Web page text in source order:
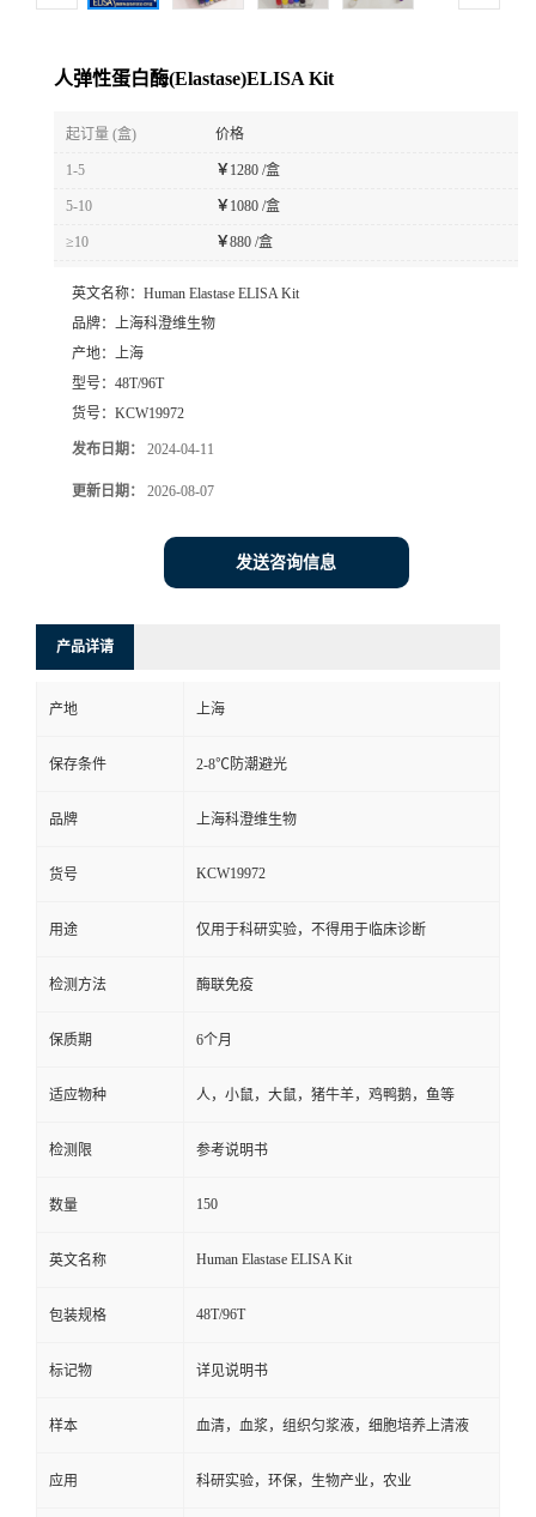
人弹性蛋白酶(Elastase)ELISA Kit
起订量 (盒) 价格
1-5 ￥1280 /盒
5-10 ￥1080 /盒
≥10 ￥880 /盒
英文名称： Human Elastase ELISA Kit
品牌：
上海科澄维生物
产地：
上海
型号： 48T/96T
货号： KCW19972
发布日期： 2024-04-11
更新日期： 2026-08-07
发送咨询信息
产品详请
产地 上海
保存条件 2-8℃防潮避光
品牌 上海科澄维生物
货号 KCW19972
用途 仅用于科研实验，不得用于临床诊断
检测方法 酶联免疫
保质期 6个月
适应物种 人，小鼠，大鼠，猪牛羊，鸡鸭鹅，鱼等
检测限 参考说明书
数量 150
英文名称 Human Elastase ELISA Kit
包装规格 48T/96T
标记物 详见说明书
样本 血清，血浆，组织匀浆液，细胞培养上清液
应用 科研实验，环保，生物产业，农业